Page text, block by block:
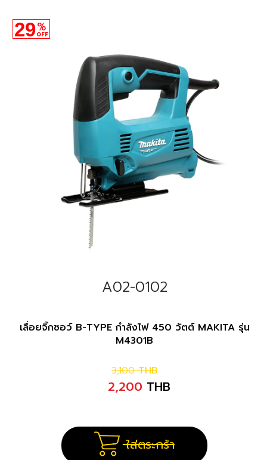
29%
OFF
A02-0102
เลื่อยจิ๊กซอว์ B-TYPE กำลังไฟ 450 วัตต์ MAKITA รุ่น
M4301B
3,100 THB
2,200 THB
ใส่ตระกร้า